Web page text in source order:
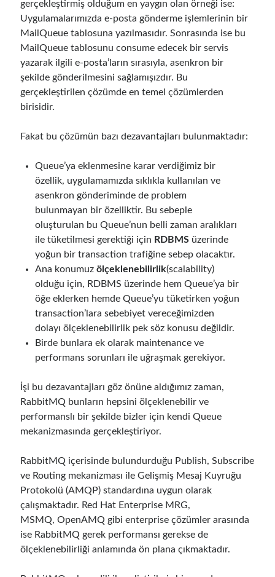
Search Engine(7)
Seminar(8)
Serverless(1)
Slides(10)
SOA(2)
Tasarım Kalıpları (Design Patterns)(7)
Tasarım Prensipleri (Design Principles) (5)
Test Driven Development
WPF(2)
Comments
Runtime Governance for AI Agents: Policy-as-Code with OPA
Search with Microsoft Agent FrameworkiçinGökhan Gökalp
Building an AI Agent in .NET: Deterministic Routing and Intelligent
Search with Microsoft Agent FrameworkiçinKiril
Containerized Uygulamaların Supply Chain’ini Güvence Altına Alarak
Güvenlik Risklerini Azaltma (OPA Gatekeeper ve Ratify ile
Governance for AI Agents: Policy-as-Code with OPA - Gökhan Gökalp
Building an AI Agent in .NET: Deterministic Routing and Intelligent
Search with Microsoft Agent FrameworkiçinRuntime Governance for
AI Agents: Policy-as-Code with OPA - Gökhan Gökalp
Service Without Losing Control
Copilots. Boosting Backstage with MCP Server – Gökhan Gökalp
Azure Kubernetes Service üzerinde Azure Files Kullanarak Persistent
Volume’ler ile ÇalışmakiçinVeronica Zotali
ElasticSearch Serisi 01 – C# ile Index Oluşturmak
Tags
.NET .net 5 .net 6
.net core
gerçekleştirmiş olduğum en yaygın olan örneği ise:
Uygulamalarımızda e-posta gönderme işlemlerinin bir
MailQueue tablosuna yazılmasıdır. Sonrasında ise bu
MailQueue tablosunu consume edecek bir servis
yazarak ilgili e-posta’ların sırasıyla, asenkron bir
şekilde gönderilmesini sağlamışızdır. Bu
gerçekleştirilen çözümde en temel çözümlerden
birisidir.
Fakat bu çözümün bazı dezavantajları bulunmaktadır:
Queue’ya eklenmesine karar verdiğimiz bir
özellik, uygulamamızda sıklıkla kullanılan ve
asenkron gönderiminde de problem
bulunmayan bir özelliktir. Bu sebeple
oluşturulan bu Queue’nun belli zaman aralıkları
ile tüketilmesi gerektiği için RDBMS üzerinde
yoğun bir transaction trafiğine sebep olacaktır.
Ana konumuzölçeklenebilirlik(scalability)
olduğu için, RDBMS üzerinde hem Queue’ya bir
öğe eklerken hemde Queue’yu tüketirken yoğun
transaction’lara sebebiyet vereceğimizden
dolayı ölçeklenebilirlik pek söz konusu değildir.
Birde bunlara ek olarak maintenance ve
performans sorunları ile uğraşmak gerekiyor.
İşi bu dezavantajları göz önüne aldığımız zaman,
RabbitMQ bunların hepsini ölçeklenebilir ve
performanslı bir şekilde bizler için kendi Queue
mekanizmasında gerçekleştiriyor.
RabbitMQ içerisinde bulundurduğu Publish, Subscribe
ve Routing mekanizması ile Gelişmiş Mesaj Kuyruğu
Protokolü (AMQP) standardına uygun olarak
çalışmaktadır. Red Hat Enterprise MRG,
MSMQ, OpenAMQ gibi enterprise çözümler arasında
ise RabbitMQ gerek performansı gerekse de
ölçeklenebilirliği anlamında ön plana çıkmaktadır.